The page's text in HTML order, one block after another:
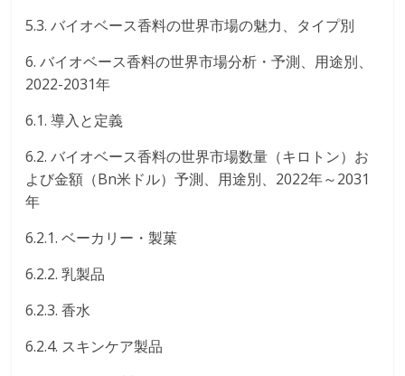
5.3. バイオベース香料の世界市場の魅力、タイプ別
6. バイオベース香料の世界市場分析・予測、用途別、
2022-2031年
6.1. 導入と定義
6.2. バイオベース香料の世界市場数量（キロトン）お
よび金額（Bn米ドル）予測、用途別、2022年～2031
年
6.2.1. ベーカリー・製菓
6.2.2. 乳製品
6.2.3. 香水
6.2.4. スキンケア製品